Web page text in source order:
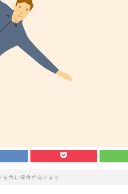
を含む場合があります